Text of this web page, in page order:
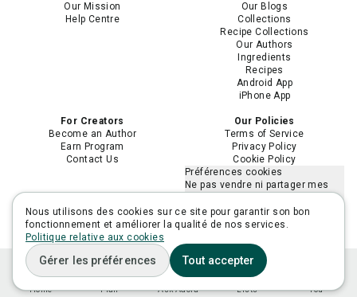
Home Plan Ask Adora Lists You
Our Mission
Help Centre
Our Blogs
Collections
Recipe Collections
Our Authors
Ingredients
Recipes
Android App
iPhone App
For Creators
Become an Author
Earn Program
Contact Us
Our Policies
Terms of Service
Privacy Policy
Cookie Policy
Préférences cookies
Ne pas vendre ni partager mes
Limiter l'utilisation de mes
informations personnelles
Nous utilisons des cookies sur ce site pour garantir son bon
fonctionnement et améliorer la qualité de nos services.
Politique relative aux cookies
Gérer les préférences Tout accepter